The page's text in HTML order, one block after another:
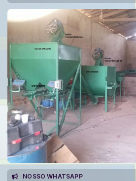
NOSSO WHATSAPP